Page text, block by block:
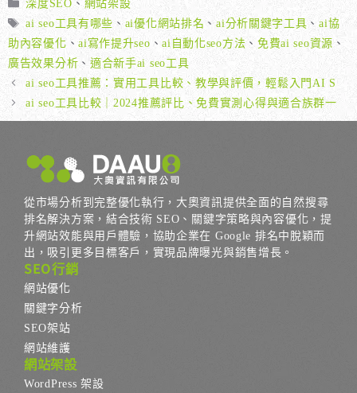
類
深度SEO 、 網站架設
標
籤
ai seo工具有哪些 、 ai優化網站排名 、ai分析關鍵字工具 、ai協
助內容優化 、ai寫作提升seo 、ai自動化seo方法 、 免費ai seo資源 、
廣告效果分析 、 適合新手ai seo工具
ai seo工具推薦：實用工具比較、教學與評價，輕鬆入門AI S
ai seo工具比較｜2024推薦評比、免費實測心得與適合族群一
從市場分析到完整優化執行，大奧資訊提供全面的自然搜尋
排名解決方案，結合技術 SEO、關鍵字策略與內容優化，提
升網站效能與用戶體驗，協助企業在 Google 排名中脫穎而
出，吸引更多目標客戶，實現品牌曝光與銷售增長。
SEO行銷
網站優化
關鍵字分析
SEO架站
網站維護
網站架設
WordPress 架設